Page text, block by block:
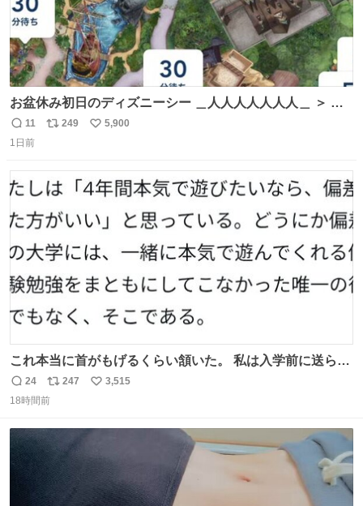
お盆休み初日のディズニーシー ＿人人人人人人人＿ ＞ 空
い て る！＜ ￣^Y^Y^Y^Y^ Y￣
返
信
11
リ
ト
数
249
い
数
5,900
1日前
これ本当に首がもげるくらい頷いた。 私は入学前に送られ
てきた、大学のサークル紹介冊子を見た時点で終わりを感
じたので、女子大でもないくせに偏差値の高い大学のイン
た。 高偏差値に行けないならせめてそれくらいした方が予
後がいいです。 https://t.co/9nMHIrETkw
返
信
24
リ
ポ
247
い
3,515
18時間前